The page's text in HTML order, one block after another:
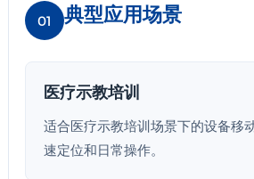
01 典型应用场景
医疗示教培训
适合医疗示教培训场景下的设备移
速定位和日常操作。